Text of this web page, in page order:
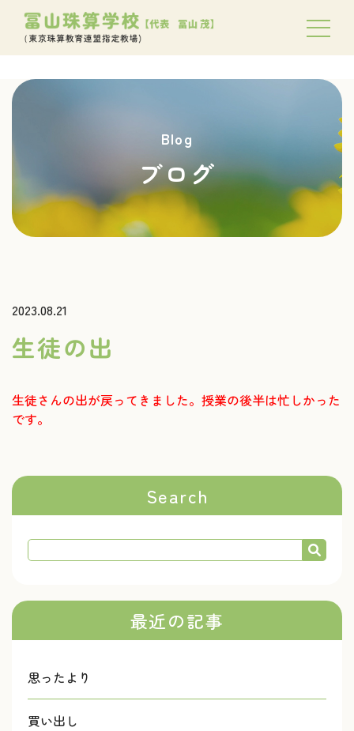
Blog
ブログ
2023.08.21
生徒の出
生徒さんの出が戻ってきました。授業の後半は忙しかった
です。
Search
最近の記事
思ったより
買い出し